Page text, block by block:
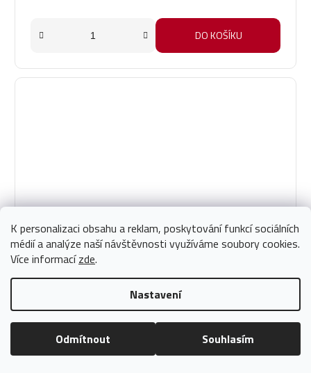
K personalizaci obsahu a reklam, poskytování funkcí sociálních
médií a analýze naší návštěvnosti využíváme soubory cookies.
Více informacízde.
Nastavení
Odmítnout Souhlasím
DO KOŠÍKU
Průměrné
produktu
je
Přikrývka STANDARD odlehčená 135x200 cm
862 Kč